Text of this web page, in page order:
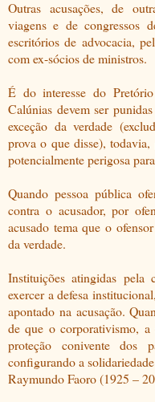
Outras acusações, de
viagens e de congressos
escritórios de advocacia,
com ex-sócios de ministros.
É do interesse do
Calúnias devem ser
exceção da verdade
prova o que disse),
potencialmente perigosa
Quando pessoa pública
contra o acusador, por
acusado tema que o
da verdade.
Instituições atingidas pela
exercer a defesa
apontado na acusação.
de que o corporativismo, a
proteção conivente dos
configurando a
Raymundo Faoro (1925 –